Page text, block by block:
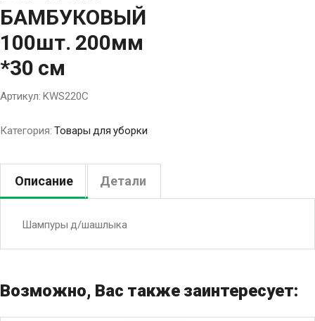
БАМБУКОВЫЙ
100шт. 200мм
*30 см
Артикул: KWS220С
Категория: Товары для уборки
Описание Детали
Шампуры д/шашлыка
Возможно, Вас также заинтересует: